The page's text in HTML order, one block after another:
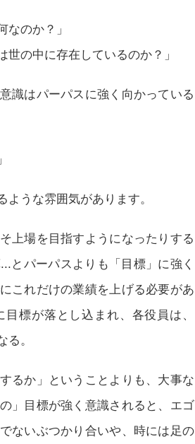
なのか？」
世の中に存在しているのか？」
識はパーパスに強く向かっている
うな雰囲気があります。
上場を目指すようになったりする
とパーパスよりも「目標」に強く
これだけの業績を上げる必要があ
標が落とし込まれ、各役員は、
る。
るか」ということよりも、大事な
」目標が強く意識されると、エゴ
ないぶつかり合いや、時には足の